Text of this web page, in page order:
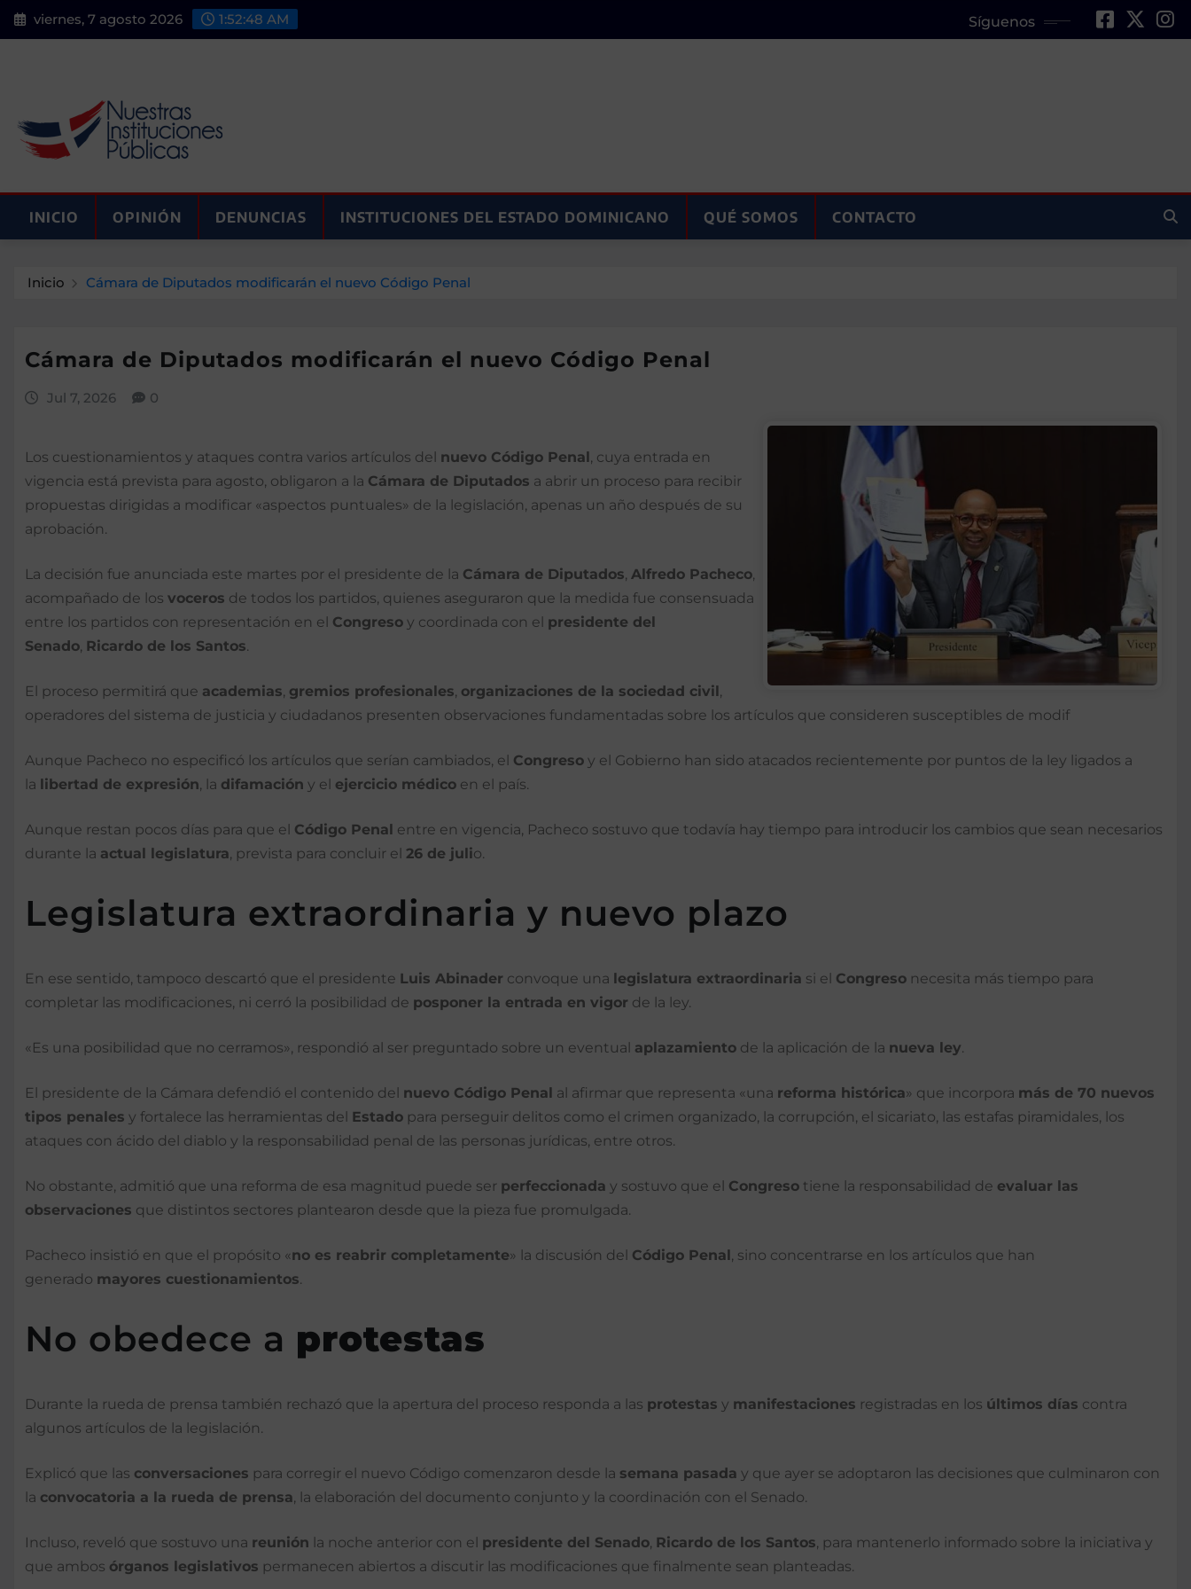
Saltar
al
viernes, 7 agosto 2026 1:52:49 AM Síguenos
INICIO OPINIÓN DENUNCIAS INSTITUCIONES DEL ESTADO DOMINICANO QUÉ SOMOS CONTACTO
Inicio Cámara de Diputados modificarán el nuevo Código Penal
Cámara de Diputados modificarán el nuevo Código Penal
Jul 7, 2026 0
Los cuestionamientos y ataques contra varios artículos del nuevo Código Penal , cuya entrada en
vigencia está prevista para agosto, obligaron a la Cámara de Diputados a abrir un proceso para recibir
propuestas dirigidas a modificar «aspectos puntuales» de la legislación, apenas un año después de su
aprobación.
La decisión fue anunciada este martes por el presidente de la Cámara de Diputados, Alfredo Pacheco,
acompañado de los voceros de todos los partidos, quienes aseguraron que la medida fue consensuada
entre los partidos con representación en el Congreso y coordinada con el presidente del
Senado, Ricardo de los Santos.
El proceso permitirá que academias, gremios profesionales, organizaciones de la sociedad civil ,
operadores del sistema de justicia y ciudadanos presenten observaciones fundamentadas sobre los artículos que consideren susceptibles de modif
Aunque Pacheco no especificó los artículos que serían cambiados, el Congreso y el Gobierno han sido atacados recientemente por puntos de la ley ligados a
la libertad de expresión, la difamación y el ejercicio médico en el país.
Aunque restan pocos días para que el Código Penal entre en vigencia, Pacheco sostuvo que todavía hay tiempo para introducir los cambios que sean necesarios
durante la actual legislatura, prevista para concluir el 26 de julio.
Legislatura extraordinaria y nuevo plazo
En ese sentido, tampoco descartó que el presidente Luis Abinader convoque una legislatura extraordinaria si el Congreso necesita más tiempo para
completar las modificaciones, ni cerró la posibilidad de posponer la entrada en vigor de la ley.
«Es una posibilidad que no cerramos», respondió al ser preguntado sobre un eventual aplazamiento de la aplicación de la nueva ley.
El presidente de la Cámara defendió el contenido del nuevo Código Penal al afirmar que representa «una reforma histórica» que incorpora más de 70 nuevos
tipos penales y fortalece las herramientas del Estado para perseguir delitos como el crimen organizado, la corrupción, el sicariato, las estafas piramidales, los
ataques con ácido del diablo y la responsabilidad penal de las personas jurídicas, entre otros.
No obstante, admitió que una reforma de esa magnitud puede ser perfeccionada y sostuvo que el Congreso tiene la responsabilidad de evaluar las
observaciones que distintos sectores plantearon desde que la pieza fue promulgada.
Pacheco insistió en que el propósito «no es reabrir completamente» la discusión del Código Penal , sino concentrarse en los artículos que han
generado mayores cuestionamientos.
No obedece a protestas
Durante la rueda de prensa también rechazó que la apertura del proceso responda a las protestas y manifestaciones registradas en los últimos días contra
algunos artículos de la legislación.
Explicó que las conversaciones para corregir el nuevo Código comenzaron desde la semana pasada y que ayer se adoptaron las decisiones que culminaron con
la convocatoria a la rueda de prensa, la elaboración del documento conjunto y la coordinación con el Senado.
Incluso, reveló que sostuvo una reunión la noche anterior con el presidente del Senado, Ricardo de los Santos, para mantenerlo informado sobre la iniciativa y
que ambos órganos legislativos permanecen abiertos a discutir las modificaciones que finalmente sean planteadas.